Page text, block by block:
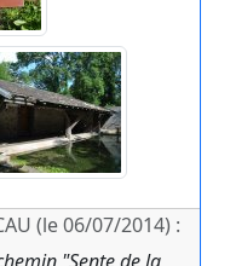
(le 06/07/2014) :